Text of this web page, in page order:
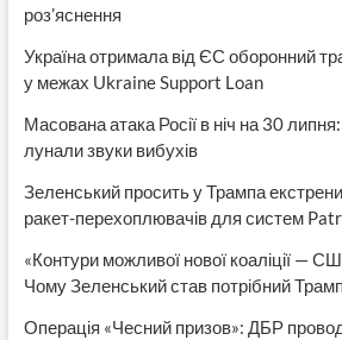
роз’яснення
Україна отримала від ЄС оборонний
у межах Ukraine Support Loan
Масована атака Росії в ніч на 30
лунали звуки вибухів
Зеленський просить у Трампа
ракет-перехоплювачів для систем
«Контури можливої нової коаліції —
Чому Зеленський став потрібний
Операція «Чесний призов»: ДБР